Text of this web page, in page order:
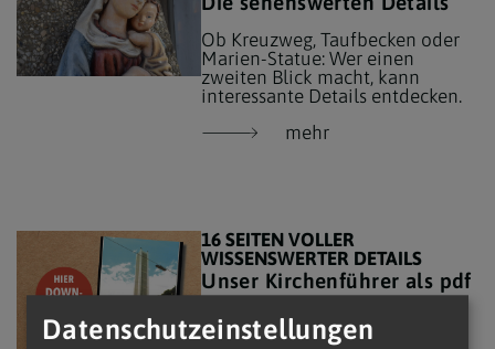
Ob Kreuzweg, Taufbecken oder
Marien-Statue: Wer einen
zweiten Blick macht, kann
interessante Details entdecken.
mehr
16 SEITEN VOLLER
WISSENSWERTER DETAILS
Unser Kirchenführer als pdf
Hier können Sie
Kirchenführer downloaden, der
Datenschutzeinstellungen